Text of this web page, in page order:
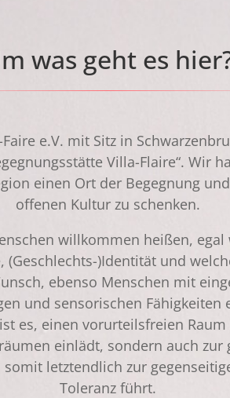
was geht es
e.V. mit Sitz in
Villa-Flaire“. Wir
einen Ort der Begegnung
offenen Kultur zu schenken.
willkommen heißen, egal
(Geschlechts-)Identität und
ebenso Menschen mit
und sensorischen Fähigkeiten
es, einen vorurteilsfreien
einlädt, sondern auch zur
letztendlich zur
Toleranz führt.